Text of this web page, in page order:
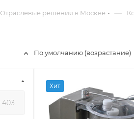
Отраслевые решения в Москве —
По умолчанию (возрастание)
Хит